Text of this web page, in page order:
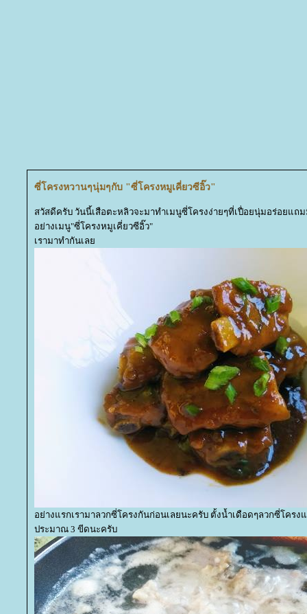
ซี่โครงหวานๆนุ่มๆกับ "ซี่โครงหมูเคี่ยวซีอิ๊ว"
สวัสดีครับ วันนี้เสือตะหลิวจะมาทำเมนูซี่โครงง่ายๆที่เปื่อยนุ่มอร่อยแ
อย่างเมนู"ซี่โครงหมูเคี่ยวซีอิ๊ว"
เรามาทำกันเล
อย่างแรกเรามาลวกซี่โครงกันก่อนเลยนะครับ ตั้งน้ำเดือดๆลวกซี่โคร
ประมาณ 3 ขีดนะครับ